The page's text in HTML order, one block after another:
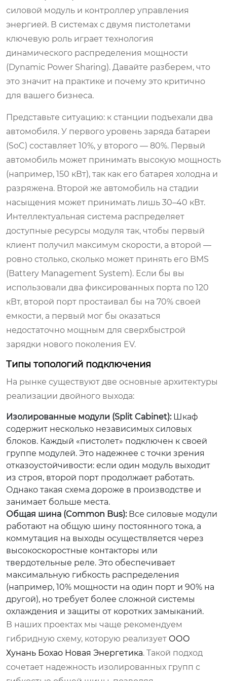
силовой модуль и контроллер управления
энергией. В системах с двумя пистолетами
ключевую роль играет технология
динамического распределения мощности
(Dynamic Power Sharing). Давайте разберем, что
это значит на практике и почему это критично
для вашего бизнеса.
Представьте ситуацию: к станции подъехали два
автомобиля. У первого уровень заряда батареи
(SoC) составляет 10%, у второго — 80%. Первый
автомобиль может принимать высокую мощность
(например, 150 кВт), так как его батарея холодна и
разряжена. Второй же автомобиль на стадии
насыщения может принимать лишь 30–40 кВт.
Интеллектуальная система распределяет
доступные ресурсы модуля так, чтобы первый
клиент получил максимум скорости, а второй —
ровно столько, сколько может принять его BMS
(Battery Management System). Если бы вы
использовали два фиксированных порта по 120
кВт, второй порт простаивал бы на 70% своей
емкости, а первый мог бы оказаться
недостаточно мощным для сверхбыстрой
зарядки нового поколения EV.
Типы топологий подключения
На рынке существуют две основные архитектуры
реализации двойного выхода:
Изолированные модули (Split Cabinet):Шкаф
содержит несколько независимых силовых
блоков. Каждый «пистолет» подключен к своей
группе модулей. Это надежнее с точки зрения
отказоустойчивости: если один модуль выходит
из строя, второй порт продолжает работать.
Однако такая схема дороже в производстве и
занимает больше места.
Общая шина (Common Bus):Все силовые модули
работают на общую шину постоянного тока, а
коммутация на выходы осуществляется через
высокоскоростные контакторы или
твердотельные реле. Это обеспечивает
максимальную гибкость распределения
(например, 10% мощности на один порт и 90% на
другой), но требует более сложной системы
охлаждения и защиты от коротких замыканий.
В наших проектах мы чаще рекомендуем
гибридную схему, которую реализует ООО
Хунань Бохао Новая Энергетика. Такой подход
сочетает надежность изолированных групп с